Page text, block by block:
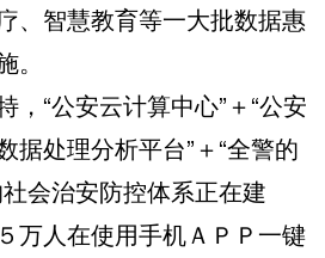
、智慧教育等一大批数据惠
“公安云计算中心”＋“公安
据处理分析平台”＋“全警的
会治安防控体系正在建
万人在使用手机ＡＰＰ一键